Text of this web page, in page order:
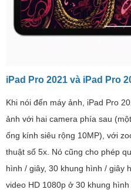
iPad Pro 2021 và iPad Pro
Khi nói đến máy ảnh, iPad Pro
ảnh với hai camera phía sau
ống kính siêu rộng 10MP), với
thuật số 5x. Nó cũng cho phép
hình / giây, 30 khung hình / giây
video HD 1080p ở 30 khung